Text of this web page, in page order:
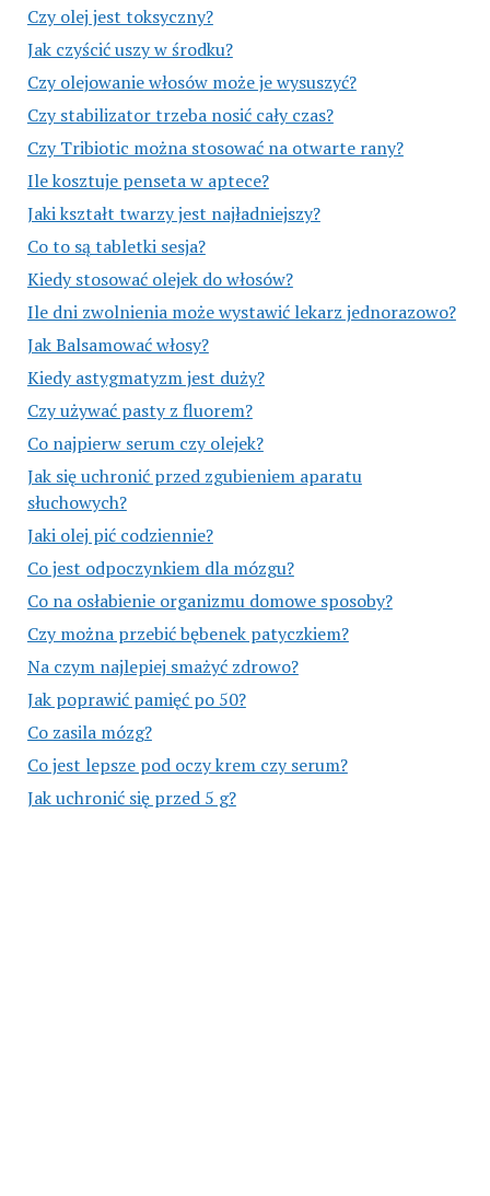
Czy olej jest toksyczny?
Jak czyścić uszy w środku?
Czy olejowanie włosów może je wysuszyć?
Czy stabilizator trzeba nosić cały czas?
Czy Tribiotic można stosować na otwarte rany?
Ile kosztuje penseta w aptece?
Jaki kształt twarzy jest najładniejszy?
Co to są tabletki sesja?
Kiedy stosować olejek do włosów?
Ile dni zwolnienia może wystawić lekarz jednorazowo?
Jak Balsamować włosy?
Kiedy astygmatyzm jest duży?
Czy używać pasty z fluorem?
Co najpierw serum czy olejek?
Jak się uchronić przed zgubieniem aparatu
słuchowych?
Jaki olej pić codziennie?
Co jest odpoczynkiem dla mózgu?
Co na osłabienie organizmu domowe sposoby?
Czy można przebić bębenek patyczkiem?
Na czym najlepiej smażyć zdrowo?
Jak poprawić pamięć po 50?
Co zasila mózg?
Co jest lepsze pod oczy krem czy serum?
Jak uchronić się przed 5 g?